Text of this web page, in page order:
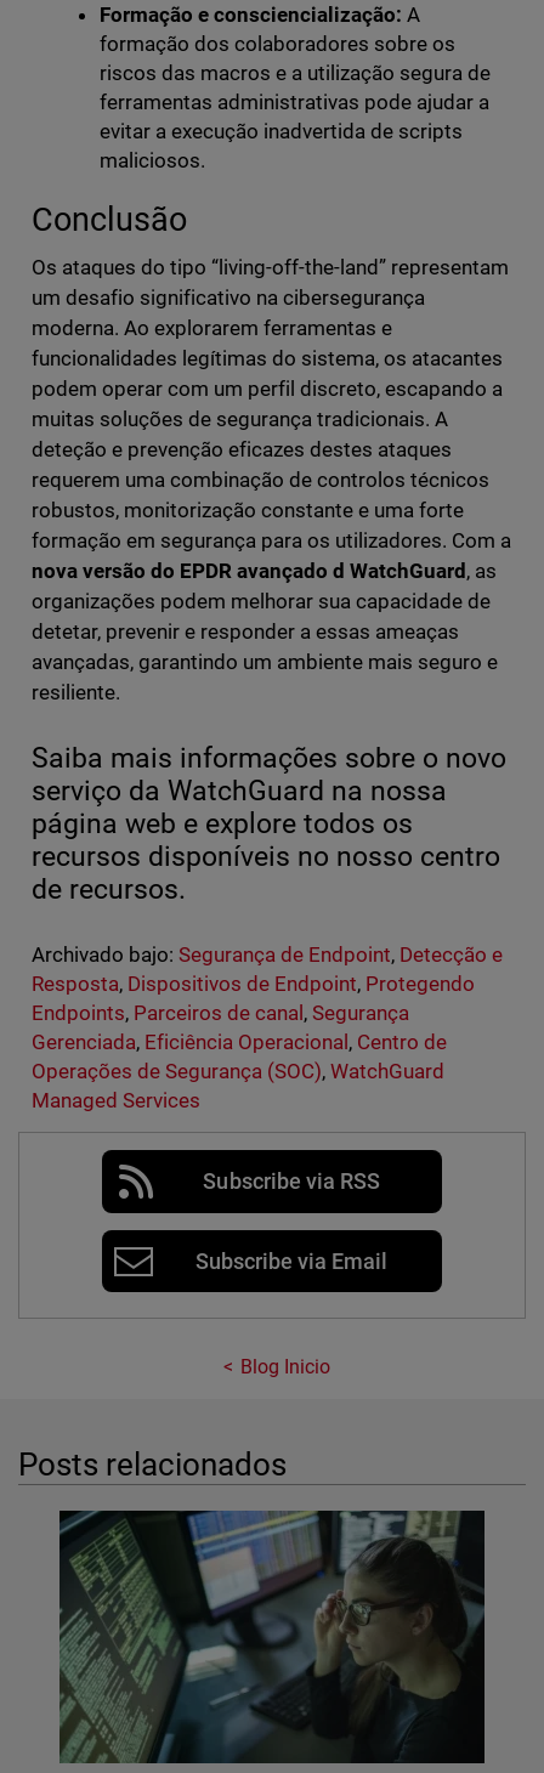
Formação e consciencialização: A
formação dos colaboradores sobre os
riscos das macros e a utilização segura de
ferramentas administrativas pode ajudar a
evitar a execução inadvertida de scripts
maliciosos.
Conclusão
Os ataques do tipo “living-off-the-land” representam
um desafio significativo na cibersegurança
moderna. Ao explorarem ferramentas e
funcionalidades legítimas do sistema, os atacantes
podem operar com um perfil discreto, escapando a
muitas soluções de segurança tradicionais. A
deteção e prevenção eficazes destes ataques
requerem uma combinação de controlos técnicos
robustos, monitorização constante e uma forte
formação em segurança para os utilizadores. Com a
nova versão do EPDR avançado d WatchGuard , as
organizações podem melhorar sua capacidade de
detetar, prevenir e responder a essas ameaças
avançadas, garantindo um ambiente mais seguro e
resiliente.
Saiba mais informações sobre o novo
serviço da WatchGuard na nossa
página web e explore todos os
recursos disponíveis no nosso centro
de recursos.
Archivado bajo: Segurança de Endpoint, Detecção e
Resposta, Dispositivos de Endpoint, Protegendo
Endpoints, Parceiros de canal ,Segurança
Gerenciada, Eficiência Operacional , Centro de
Operações de Segurança (SOC), WatchGuard
Managed Services
Subscribe via RSS
Subscribe via Email
Blog Inicio
Posts relacionados